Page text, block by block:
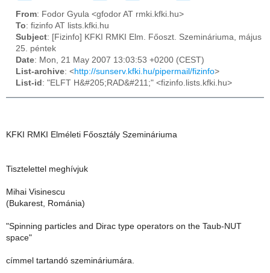
From: Fodor Gyula <gfodor AT rmki.kfki.hu>
To: fizinfo AT lists.kfki.hu
Subject: [Fizinfo] KFKI RMKI Elm. Főoszt. Szemináriuma, május
25. péntek
Date: Mon, 21 May 2007 13:03:53 +0200 (CEST)
List-archive: <http://sunserv.kfki.hu/pipermail/fizinfo>
List-id : "ELFT H&#205;RAD&#211;" <fizinfo.lists.kfki.hu>
KFKI RMKI Elméleti Főosztály Szemináriuma
Tisztelettel meghívjuk
Mihai Visinescu
(Bukarest, Románia)
"Spinning particles and Dirac type operators on the Taub-NUT
space"
címmel tartandó szemináriumára.